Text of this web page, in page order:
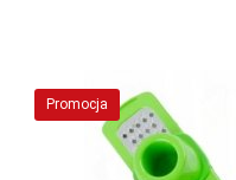
Promocja